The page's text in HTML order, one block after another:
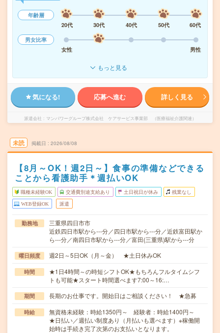
年齢層
20代
30代 40代 50代
60代
男女比率
女性
男性
もっと見る
気になる! 応募へ進む 詳しく見る
派遣会社 マンパワーグループ株式会社 ケアサービス事業部 （医療福祉介護関連）
未読 掲載日 2026/08/08
【8月～OK！週2日～】食事の準備などできる
ことから看護助手＊週払いOK
職種未経験OK 交通費別途支給あり 土日祝日が休み 残業なし
WEB登録OK 派遣
勤務地
三重県四日市市
近鉄四日市駅から---分／四日市駅から---分／近鉄富田駅か
ら---分／南四日市駅から---分／富田(三重県)駅から---分
曜日頻度 週2日～5日OK（月～金） ★土日休みOK
時間
★1日4時間～の時短シフトOK★もちろんフルタイムシフ
トも可能★スタート時間選べます7:00～16:…
期間 長期のお仕事です。開始日はご相談ください！ ★急募
時給
無資格未経験：時給1350円～ 経験者：時給1400円～
★日払い／週払い制度あり（月払いも選べます）※稼働開
始時は手続き完了次第のお支払いとなります。